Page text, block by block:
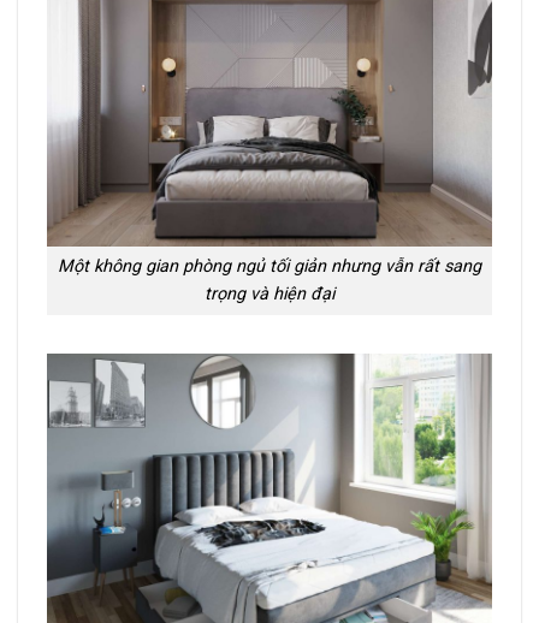
Một không gian phòng ngủ tối giản nhưng vẫn rất sang
trọng và hiện đại